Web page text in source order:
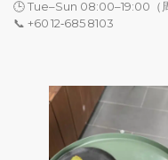
🕒 Tue–Sun 08:00–19:00（
📞 +60 12‑685 8103